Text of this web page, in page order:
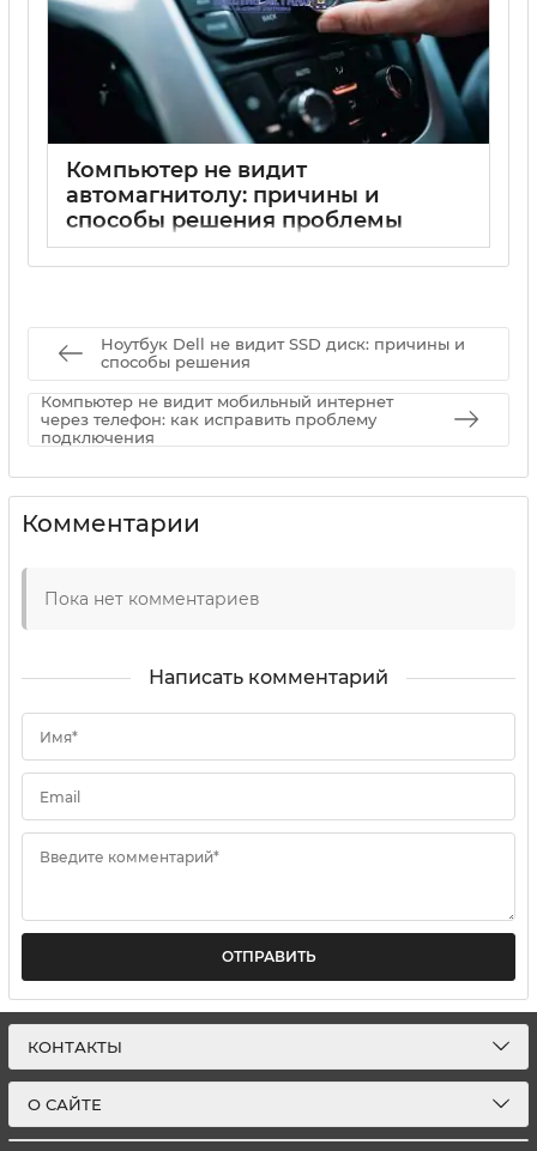
Компьютер не видит
автомагнитолу: причины и
способы решения проблемы
Ноутбук Dell не видит SSD диск: причины и
способы решения
Компьютер не видит мобильный интернет
через телефон: как исправить проблему
подключения
Комментарии
Пока нет комментариев
Написать комментарий
Имя*
Email
Введите комментарий*
ОТПРАВИТЬ
КОНТАКТЫ
О САЙТЕ